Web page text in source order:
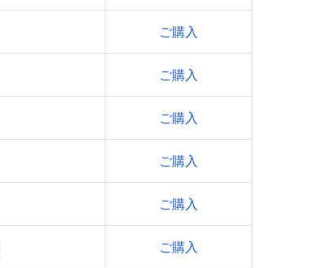
ご購入
ご購入
ご購入
ご購入
ご購入
ご購入